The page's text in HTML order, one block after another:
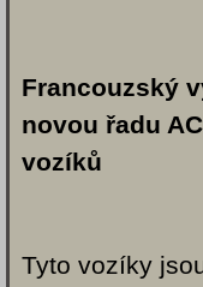
Francouzský
novou řadu
vozíků
Tyto vozíky